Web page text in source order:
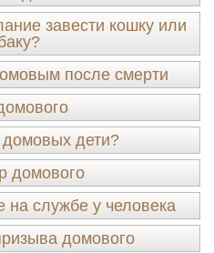
завести кошку или
после смерти
дети?
домового
службе у человека
домового